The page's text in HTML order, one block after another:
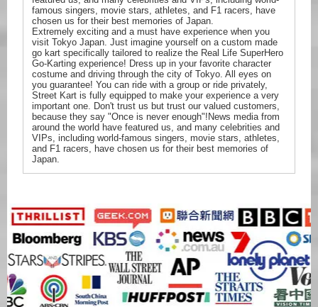
famous singers, movie stars, athletes, and F1 racers, have
chosen us for their best memories of Japan.
Extremely exciting and a must have experience when you
visit Tokyo Japan. Just imagine yourself on a custom made
go kart specifically tailored to realize the Real Life SuperHero
Go-Karting experience! Dress up in your favorite character
costume and driving through the city of Tokyo. All eyes on
you guarantee! You can ride with a group or ride privately,
Street Kart is fully equipped to make your experience a very
important one. Don't trust us but trust our valued customers,
because they say "Once is never enough"!News media from
around the world have featured us, and many celebrities and
VIPs, including world-famous singers, movie stars, athletes,
and F1 racers, have chosen us for their best memories of
Japan.